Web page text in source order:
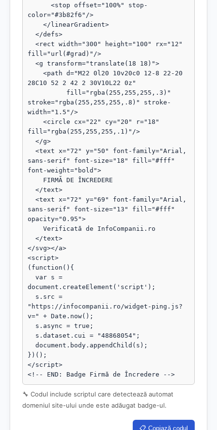
color="#3b82f6"/>
fill="url(#grad)"/>
28C10 52 2 42 2 30V10L22 0z"
stroke="rgba(255,255,255,.8)" stroke-
width="1.5"/>
fill="rgba(255,255,255,.1)"/>
sans-serif" font-size="18" fill="#fff"
font-weight="bold">
sans-serif" font-size="13" fill="#fff"
opacity="0.95">
</svg></a>
<script>
(function(){
document.createElement('script');
"https://infocompanii.ro/widget-ping.js?
v=" + Date.now();
})();
</script>
<!-- END: Badge Firmă de Încredere -->
🔧 Codul include scriptul care detectează automat
domeniul site-ului unde este adăugat badge-ul.
📋 Copiază codul